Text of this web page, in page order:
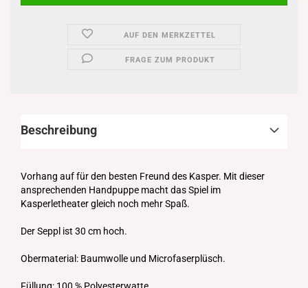
AUF DEN MERKZETTEL
FRAGE ZUM PRODUKT
Beschreibung
Vorhang auf für den besten Freund des Kasper. Mit dieser
ansprechenden Handpuppe macht das Spiel im
Kasperletheater gleich noch mehr Spaß.
Der Seppl ist 30 cm hoch.
Obermaterial: Baumwolle und Microfaserplüsch.